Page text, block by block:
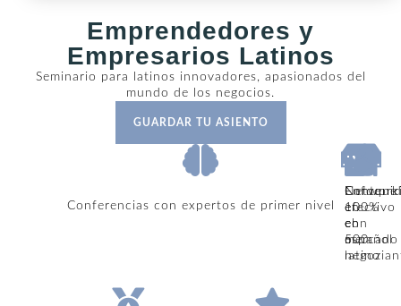
Emprendedores y
Empresarios Latinos
Seminario para latinos innovadores, apasionados del
mundo de los negocios.
GUARDAR TU ASIENTO
Conferencias con expertos de primer nivel
100%
en
español
Enfoque
en
el
mercado
latino
efectivo
con
500